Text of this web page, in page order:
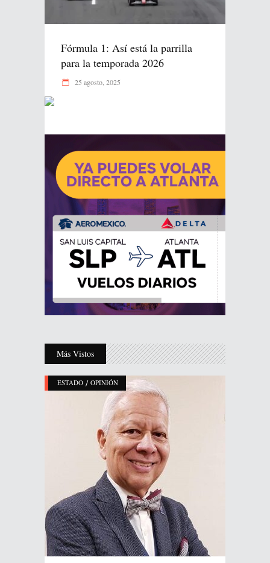
Fórmula 1: Así está la parrilla
para la temporada 2026
25 agosto, 2025
Más Vistos
ESTADO / OPINIÓN